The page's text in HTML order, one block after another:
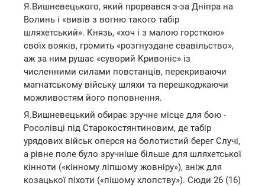
Я.Вишневецького, який прорвався з-за Дніпра на
Волинь і «вивів з вогню такого табір
шляхетський». Князь, «хоч і з малою горсткою»
своїх вояків, громить «розгнуздане свавільство»,
аж за ним рушає «суворий Кривоніс» із
численними силами повстанців, перекриваючи
магнатському війську шляхи та перешкоджаючи
можливостям його поповнення.
Я.Вишневецький обирає зручне місце для бою -
Росолівці під Старокостянтиновим, де табір
урядових військ оперся на болотистий берег Случі,
а рівне поле було зручніше більше для шляхетської
кінноти («кінному ліпшому жовніру»), аніж для
козацької піхоти («пішому хлопству»). Сюди 26 (16)